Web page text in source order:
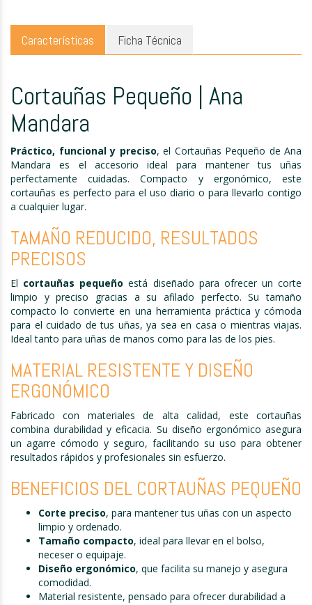
Características Ficha Técnica
Cortauñas Pequeño | Ana
Mandara
Práctico, funcional y preciso, el Cortauñas Pequeño de Ana
Mandara es el accesorio ideal para mantener tus uñas
perfectamente cuidadas. Compacto y ergonómico, este
cortauñas es perfecto para el uso diario o para llevarlo contigo
a cualquier lugar.
TAMAÑO REDUCIDO, RESULTADOS
PRECISOS
El cortauñas pequeño está diseñado para ofrecer un corte
limpio y preciso gracias a su afilado perfecto. Su tamaño
compacto lo convierte en una herramienta práctica y cómoda
para el cuidado de tus uñas, ya sea en casa o mientras viajas.
Ideal tanto para uñas de manos como para las de los pies.
MATERIAL RESISTENTE Y DISEÑO
ERGONÓMICO
Fabricado con materiales de alta calidad, este cortauñas
combina durabilidad y eficacia. Su diseño ergonómico asegura
un agarre cómodo y seguro, facilitando su uso para obtener
resultados rápidos y profesionales sin esfuerzo.
BENEFICIOS DEL CORTAUÑAS PEQUEÑO
Corte preciso, para mantener tus uñas con un aspecto
limpio y ordenado.
Tamaño compacto, ideal para llevar en el bolso,
neceser o equipaje.
Diseño ergonómico, que facilita su manejo y asegura
comodidad.
Material resistente, pensado para ofrecer durabilidad a